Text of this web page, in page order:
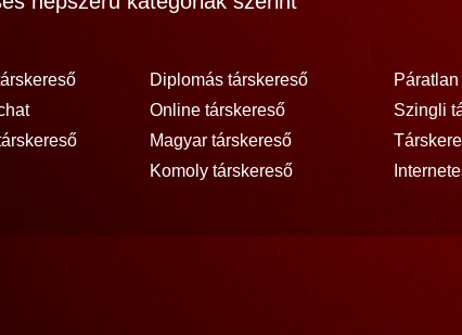
Diplomás társkereső
Online társkereső
Magyar társkereső
Komoly társkereső
Szingli